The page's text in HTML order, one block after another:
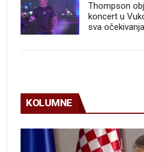
Thompson
koncert u
sva očekivanja
KOLUMNE